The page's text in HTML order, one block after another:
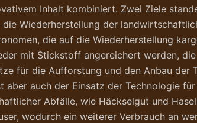
Inhalt kombiniert. Zwei Ziele
die Wiederherstellung der
die auf die Wiederherstellung
mit Stickstoff angereichert werden,
für die Aufforstung und den Anbau der
aber auch der Einsatz der Technologie
Abfälle, wie Häckselgut und
wodurch ein weiterer Verbrauch an